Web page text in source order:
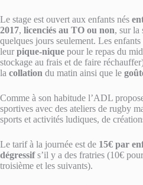
Le stage est ouvert aux enfants nés
2017, licenciés au TO ou non, sur la
quelques jours seulement. Les
leur pique-nique pour le repas du
stockage au frais et de faire
la collation du matin ainsi que le
Comme à son habitude l’ADL
sportives avec des ateliers de rugby
sports et activités ludiques, de
Le tarif à la journée est de 15€ par
dégressifs’il y a des fratries (10€
troisième et les suivants).